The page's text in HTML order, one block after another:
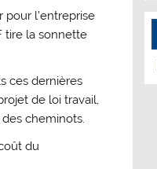
pour l’entreprise
tire la sonnette
ces dernières
de loi travail,
cheminots.
du